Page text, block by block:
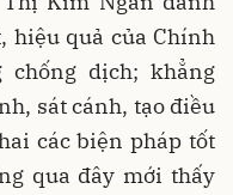
hiệu quả của Chính
chống dịch; khẳng
sát cánh, tạo điều
các biện pháp tốt
qua đây mới thấy